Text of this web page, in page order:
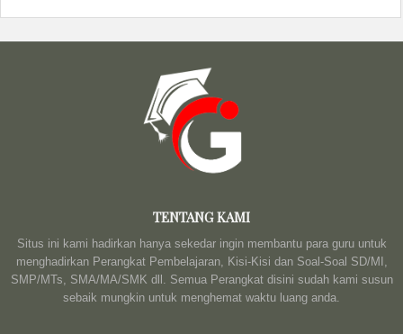
TENTANG KAMI
Situs ini kami hadirkan hanya sekedar ingin membantu para guru untuk
menghadirkan Perangkat Pembelajaran, Kisi-Kisi dan Soal-Soal SD/MI,
SMP/MTs, SMA/MA/SMK dll. Semua Perangkat disini sudah kami susun
sebaik mungkin untuk menghemat waktu luang anda.